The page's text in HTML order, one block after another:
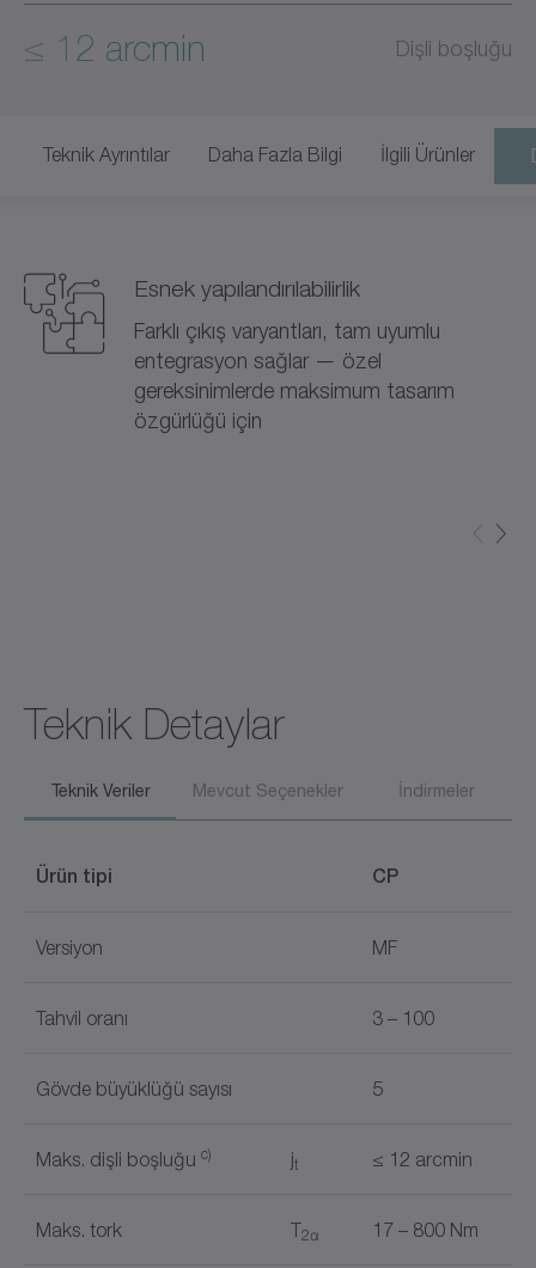
≤ 12 arcmin Dişli boşluğu
Teknik Ayrıntılar Daha Fazla Bilgi İlgili Ürünler
Esnek yapılandırılabilirlik
Farklı çıkış varyantları, tam uyumlu
entegrasyon sağlar — özel
gereksinimlerde maksimum tasarım
özgürlüğü için
Teknik Detaylar
Teknik Veriler Mevcut Seçenekler İndirmeler
Ürün tipi CP
Versiyon MF
Tahvil oranı 3 – 100
Gövde büyüklüğü sayısı 5
Maks. dişli boşluğu c) jt ≤ 12 arcmin
Maks. tork T2α 17 – 800 Nm